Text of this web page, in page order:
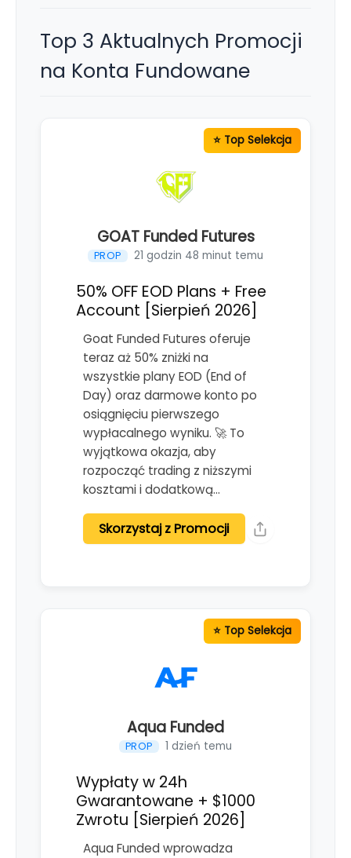
Top 3 Aktualnych Promocji
na Konta Fundowane
GOAT Funded Futures
PROP 21 godzin 48 minut temu
50% OFF EOD Plans + Free
Account [Sierpień 2026]
Goat Funded Futures oferuje
teraz aż 50% zniżki na
wszystkie plany EOD (End of
Day) oraz darmowe konto po
osiągnięciu pierwszego
wypłacalnego wyniku. 🚀 To
wyjątkowa okazja, aby
rozpocząć trading z niższymi
kosztami i dodatkową…
Skorzystaj z Promocji
Aqua Funded
PROP 1 dzień temu
Wypłaty w 24h
Gwarantowane + $1000
Zwrotu [Sierpień 2026]
Aqua Funded wprowadza